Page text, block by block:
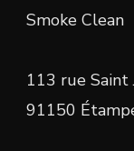
Smoke Clean
113 rue Saint
91150